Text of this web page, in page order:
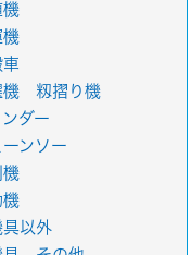
機
機
機 籾摺り機
ダー
ーンソー
機
機
具以外